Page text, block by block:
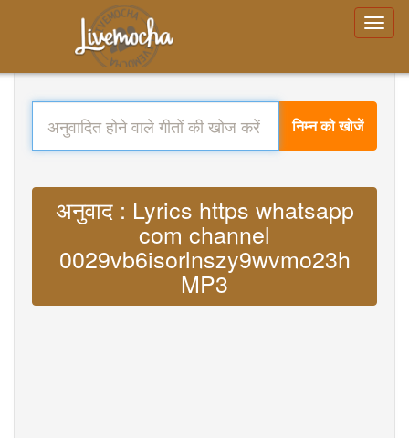
निम्न को खोजें
अनुवाद : Lyrics https whatsapp
com channel
0029vb6isorlnszy9wvmo23h
MP3